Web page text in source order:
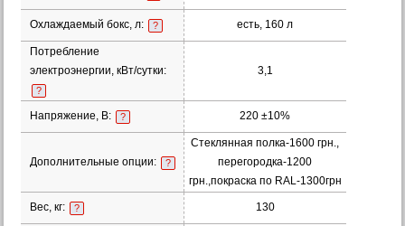
Охлаждаемый бокс, л: ? есть, 160 л
Потребление
электроэнергии, кВт/сутки:
?
3,1
Напряжение, В: ? 220 ±10%
Дополнительные опции: ?
Стеклянная полка-1600 грн.,
перегородка-1200
грн.,покраска по RAL-1300грн
Вес, кг: ? 130